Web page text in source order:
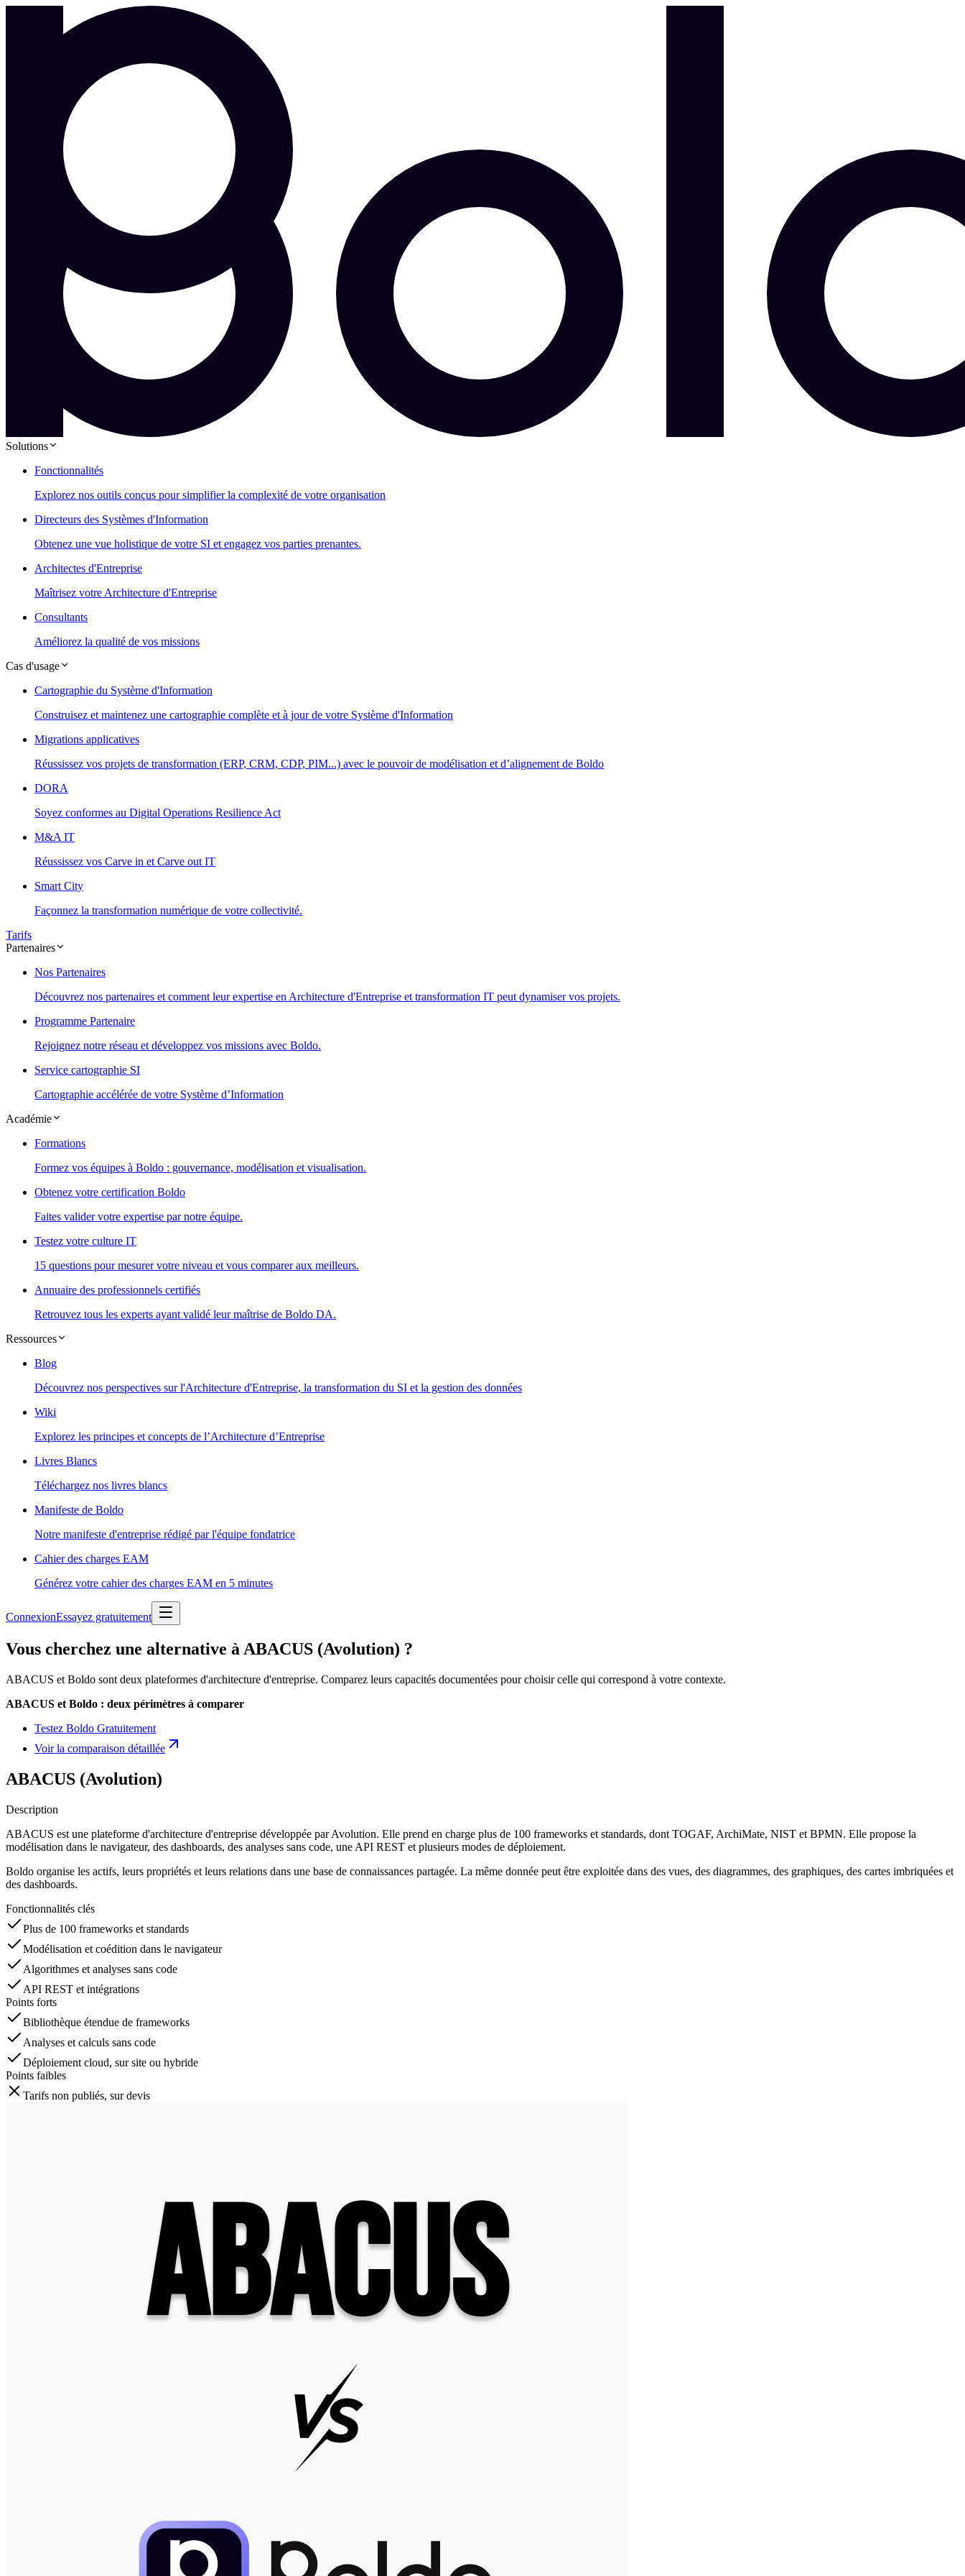
Solutions
Fonctionnalités
Explorez nos outils conçus pour simplifier la complexité de votre organisation
Directeurs des Systèmes d'Information
Obtenez une vue holistique de votre SI et engagez vos parties prenantes.
Architectes d'Entreprise
Maîtrisez votre Architecture d'Entreprise
Consultants
Améliorez la qualité de vos missions
Cas d'usage
Cartographie du Système d'Information
Construisez et maintenez une cartographie complète et à jour de votre Système d'Information
Migrations applicatives
Réussissez vos projets de transformation (ERP, CRM, CDP, PIM...) avec le pouvoir de modélisation et d’alignement de Boldo
DORA
Soyez conformes au Digital Operations Resilience Act
M&A IT
Réussissez vos Carve in et Carve out IT
Smart City
Façonnez la transformation numérique de votre collectivité.
Tarifs
Partenaires
Nos Partenaires
Découvrez nos partenaires et comment leur expertise en Architecture d'Entreprise et transformation IT peut dynamiser vos projets.
Programme Partenaire
Rejoignez notre réseau et développez vos missions avec Boldo.
Service cartographie SI
Cartographie accélérée de votre Système d’Information
Académie
Formations
Formez vos équipes à Boldo : gouvernance, modélisation et visualisation.
Obtenez votre certification Boldo
Faites valider votre expertise par notre équipe.
Testez votre culture IT
15 questions pour mesurer votre niveau et vous comparer aux meilleurs.
Annuaire des professionnels certifiés
Retrouvez tous les experts ayant validé leur maîtrise de Boldo DA.
Ressources
Blog
Découvrez nos perspectives sur l'Architecture d'Entreprise, la transformation du SI et la gestion des données
Wiki
Explorez les principes et concepts de l’Architecture d’Entreprise
Livres Blancs
Téléchargez nos livres blancs
Manifeste de Boldo
Notre manifeste d'entreprise rédigé par l'équipe fondatrice
Cahier des charges EAM
Générez votre cahier des charges EAM en 5 minutes
ConnexionEssayez gratuitement
Vous cherchez une alternative à ABACUS (Avolution) ?
ABACUS et Boldo sont deux plateformes d'architecture d'entreprise. Comparez leurs capacités documentées pour choisir celle qui correspond à votre contexte.
ABACUS et Boldo : deux périmètres à comparer
Testez Boldo Gratuitement
Voir la comparaison détaillée
ABACUS (Avolution)
Description
ABACUS est une plateforme d'architecture d'entreprise développée par Avolution. Elle prend en charge plus de 100 frameworks et standards, dont TOGAF, ArchiMate, NIST et BPMN. Elle propose la
modélisation dans le navigateur, des dashboards, des analyses sans code, une API REST et plusieurs modes de déploiement.
Boldo organise les actifs, leurs propriétés et leurs relations dans une base de connaissances partagée. La même donnée peut être exploitée dans des vues, des diagrammes, des graphiques, des cartes imbriquées et
des dashboards.
Fonctionnalités clés
Plus de 100 frameworks et standards
Modélisation et coédition dans le navigateur
Algorithmes et analyses sans code
API REST et intégrations
Points forts
Bibliothèque étendue de frameworks
Analyses et calculs sans code
Déploiement cloud, sur site ou hybride
Points faibles
Tarifs non publiés, sur devis